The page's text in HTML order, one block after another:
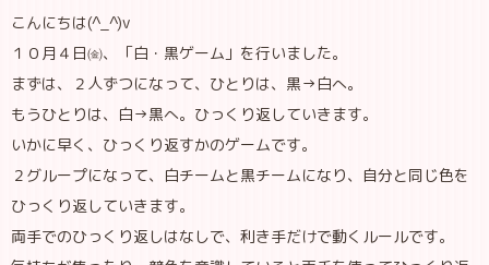
こんにちは(^_^)v
１０月４日㈮、「白・黒ゲーム」を行いました。
まずは、２人ずつになって、ひとりは、黒→白へ。
もうひとりは、白→黒へ。ひっくり返していきます。
いかに早く、ひっくり返すかのゲームです。
２グループになって、白チームと黒チームになり、自分と同じ色を
ひっくり返していきます。
両手でのひっくり返しはなしで、利き手だけで動くルールです。